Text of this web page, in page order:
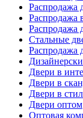
Распродажа
Распродажа
Распродажа
Стальные
Распродажа
Двери в
Двери в
Двери в
Двери оптом
Оптовая